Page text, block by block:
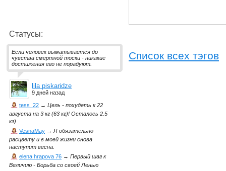
Список всех тэгов
Статусы:
Если человек выматывается до
чувства смертной тоски - никакие
достижения его не порадуют.
lila piskaridze
9 дней назад
tess_22 → Цель - похудеть к 22
августа на 3 кг (63 кг)! Осталось 2.5
кг)
VesnaMay →Я обязательно
расцвету и в моей жизни снова
наступит весна.
elena hrapova 76 → Первый шаг к
Величию - Борьба со своей Ленью